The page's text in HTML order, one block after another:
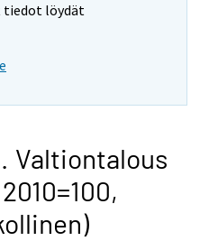
tiedot löydät
Valtiontalous